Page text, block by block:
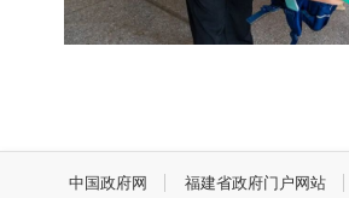
中国政府网 福建省政府门户网站